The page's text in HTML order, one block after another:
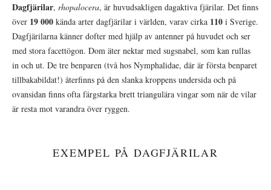
Dagfjärilar, rhopalocera, är huvudsakligen dagaktiva fjärilar. Det finns
över 19 000 kända arter dagfjärilar i världen, varav cirka 110 i Sverige.
Dagfjärilarna känner dofter med hjälp av antenner på huvudet och ser
med stora facettögon. Dom äter nektar med sugsnabel, som kan rullas
in och ut. De tre benparen (två hos Nymphalidae, där är första benparet
tillbakabildat!) återfinns på den slanka kroppens undersida och på
ovansidan finns ofta färgstarka brett triangulära vingar som när de vilar
är resta mot varandra över ryggen.
EXEMPEL PÅ DAGFJÄRILAR